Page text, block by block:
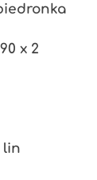
x 2
lin